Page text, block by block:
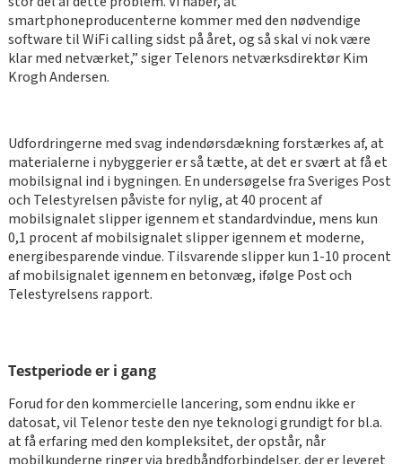
smartphoneproducenterne kommer med den nødvendige
software til WiFi calling sidst på året, og så skal vi nok være
klar med netværket,” siger Telenors netværksdirektør Kim
Krogh Andersen.
Udfordringerne med svag indendørsdækning forstærkes af, at
materialerne i nybyggerier er så tætte, at det er svært at få et
mobilsignal ind i bygningen. En undersøgelse fra Sveriges Post
och Telestyrelsen påviste for nylig, at 40 procent af
mobilsignalet slipper igennem et standardvindue, mens kun
0,1 procent af mobilsignalet slipper igennem et moderne,
energibesparende vindue. Tilsvarende slipper kun 1-10 procent
af mobilsignalet igennem en betonvæg, ifølge Post och
Telestyrelsens rapport.
Testperiode er i gang
Forud for den kommercielle lancering, som endnu ikke er
datosat, vil Telenor teste den nye teknologi grundigt for bl.a.
at få erfaring med den kompleksitet, der opstår, når